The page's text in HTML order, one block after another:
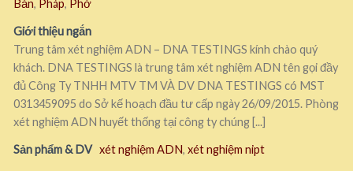
Bản, Pháp, Phở
Giới thiệu ngắn
Trung tâm xét nghiệm ADN – DNA TESTINGS kính chào quý
khách. DNA TESTINGS là trung tâm xét nghiệm ADN tên gọi đầy
đủ Công Ty TNHH MTV TM VÀ DV DNA TESTINGS có MST
0313459095 do Sở kế hoạch đầu tư cấp ngày 26/09/2015. Phòng
xét nghiệm ADN huyết thống tại công ty chúng [...]
Sản phẩm & DV xét nghiệm ADN, xét nghiệm nipt